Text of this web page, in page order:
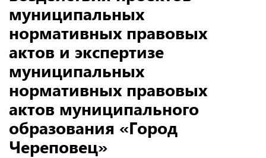
муниципальных
нормативных правовых
актов и экспертизе
муниципальных
нормативных правовых
актов муниципального
образования «Город
Череповец»